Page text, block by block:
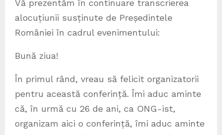
Vă prezentăm în continuare transcrierea
alocuțiunii susținute de Președintele
României în cadrul evenimentului:
Bună ziua!
În primul rând, vreau să felicit organizatorii
pentru această conferință. Îmi aduc aminte
că, în urmă cu 26 de ani, ca ONG-ist,
organizam aici o conferință, îmi aduc aminte